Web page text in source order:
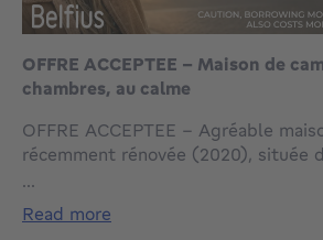
OFFRE ACCEPTEE - Maison de
chambres, au calme
OFFRE ACCEPTEE - Agréable
récemment rénovée (2020), située
spacieux séjour lumineux, cuisine
équipée (évier, taque
...
read more